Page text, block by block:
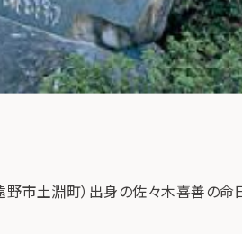
市土淵町）出身の佐々木喜善の